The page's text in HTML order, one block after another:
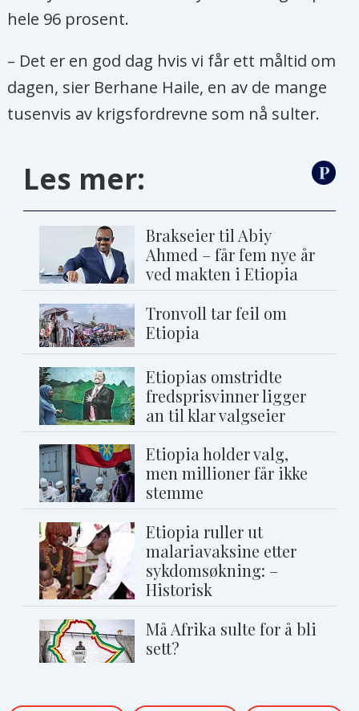
hele 96 prosent.
– Det er en god dag hvis vi får ett måltid om
dagen, sier Berhane Haile, en av de mange
tusenvis av krigsfordrevne som nå sulter.
Les mer:
Brakseier til Abiy
Ahmed – får fem nye år
ved makten i Etiopia
Tronvoll tar feil om
Etiopia
Etiopias omstridte
fredsprisvinner ligger
an til klar valgseier
Etiopia holder valg,
men millioner får ikke
stemme
Etiopia ruller ut
malariavaksine etter
sykdomsøkning: –
Historisk
Må Afrika sulte for å bli
sett?